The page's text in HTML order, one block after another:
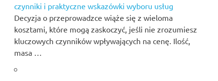
czynniki i praktyczne wskazówki wyboru usług
Decyzja o przeprowadzce wiąże się z wieloma
kosztami, które mogą zaskoczyć, jeśli nie zrozumiesz
kluczowych czynników wpływających na cenę. Ilość,
masa …